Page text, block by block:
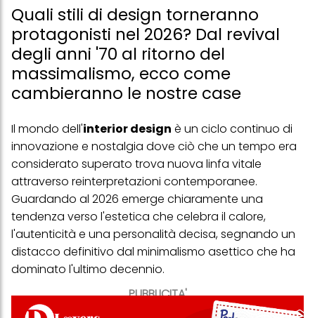
Quali stili di design torneranno
protagonisti nel 2026? Dal revival
degli anni '70 al ritorno del
massimalismo, ecco come
cambieranno le nostre case
PUBBLICITA'
Il mondo dell'interior design è un ciclo continuo di
innovazione e nostalgia dove ciò che un tempo era
considerato superato trova nuova linfa vitale
attraverso reinterpretazioni contemporanee.
Guardando al 2026 emerge chiaramente una
tendenza verso l'estetica che celebra il calore,
l'autenticità e una personalità decisa, segnando un
distacco definitivo dal minimalismo asettico che ha
dominato l'ultimo decennio.